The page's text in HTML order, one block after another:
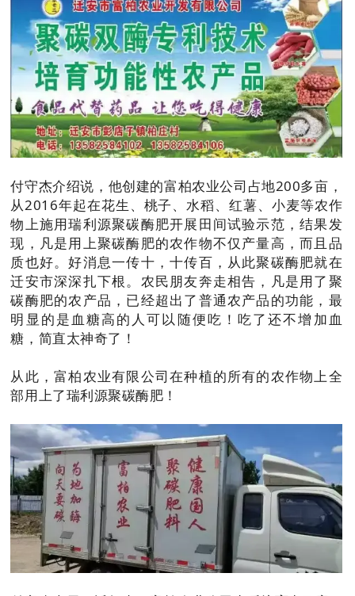
付守杰介绍说，他创建的富柏农业公司占地200多亩，
从2016年起在花生、桃子、水稻、红薯、小麦等农作
物上施用瑞利源聚碳酶肥开展田间试验示范，结果发
现，凡是用上聚碳酶肥的农作物不仅产量高，而且品
质也好。好消息一传十，十传百，从此聚碳酶肥就在
迁安市深深扎下根。农民朋友奔走相告，凡是用了聚
碳酶肥的农产品，已经超出了普通农产品的功能，最
明显的是血糖高的人可以随便吃！吃了还不增加血
糖，简直太神奇了！
从此，富柏农业有限公司在种植的所有的农作物上全
部用上了瑞利源聚碳酶肥！